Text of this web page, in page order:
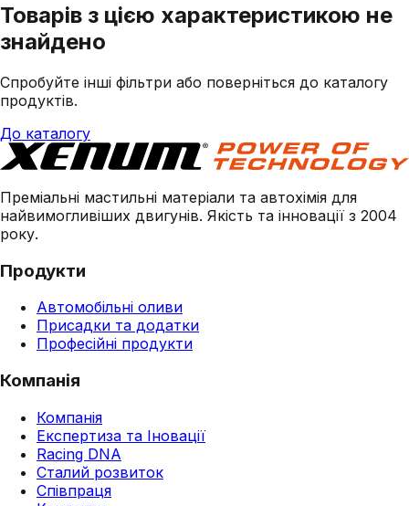
Товарів з цією характеристикою не
знайдено
Спробуйте інші фільтри або поверніться до каталогу
продуктів.
До каталогу
Преміальні мастильні матеріали та автохімія для
найвимогливіших двигунів. Якість та інновації з 2004
року.
Продукти
Автомобільні оливи
Присадки та додатки
Професійні продукти
Компанія
Компанія
Експертиза та Іновації
Racing DNA
Сталий розвиток
Співпраця